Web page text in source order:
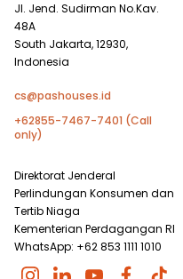
Jl. Jend. Sudirman No.Kav.
48A
South Jakarta, 12930,
Indonesia
cs@pashouses.id
+62855-7467-7401 (Call
only)
Direktorat Jenderal
Perlindungan Konsumen dan
Tertib Niaga
Kementerian Perdagangan RI
WhatsApp: +62 853 1111 1010